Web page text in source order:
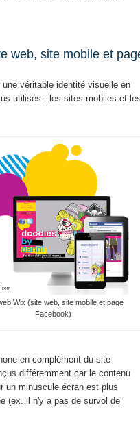
web, site mobile et
véritable identité visuelle en
utilisés : les sites mobiles et
Wix (site web, site mobile et page
Facebook)
en complément du site
différemment car le contenu
un minuscule écran est plus
(ex. il n'y a pas de survol de